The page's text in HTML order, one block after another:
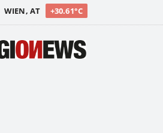
WIEN, AT +30.61°C